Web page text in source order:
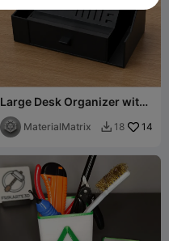
Large Desk Organizer with
drawer
MaterialMatrix  18 14